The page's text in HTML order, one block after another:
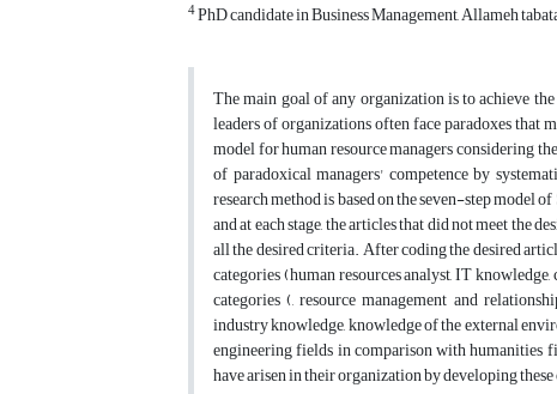
4PhD candidate in Business Management, Allameh
The main goal of any organization is to achieve
leaders of organizations often face paradoxes that
model for human resource managers considering
of paradoxical managers' competence by
research method is based on the seven-step
and at each stage, the articles that did not meet the
all the desired criteria. After coding the desired
categories (human resources analyst, IT
categories (, resource management and
industry knowledge, knowledge of the external
engineering fields in comparison with humanities
have arisen in their organization by developing these